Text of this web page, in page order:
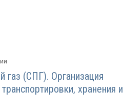
(СПГ). Организация
хранения и